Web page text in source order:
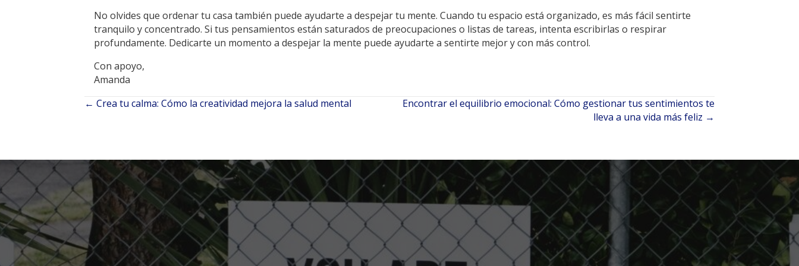
No olvides que ordenar tu casa también puede ayudarte a despejar tu mente. Cuando tu espacio está organizado, es más fácil sentirte
tranquilo y concentrado. Si tus pensamientos están saturados de preocupaciones o listas de tareas, intenta escribirlas o respirar
profundamente. Dedicarte un momento a despejar la mente puede ayudarte a sentirte mejor y con más control.
Con apoyo,
Amanda
Navegación
entradas
← Crea tu calma: Cómo la creatividad mejora la salud mental
Encontrar el equilibrio emocional: Cómo gestionar tus sentimientos te
lleva a una vida más feliz →